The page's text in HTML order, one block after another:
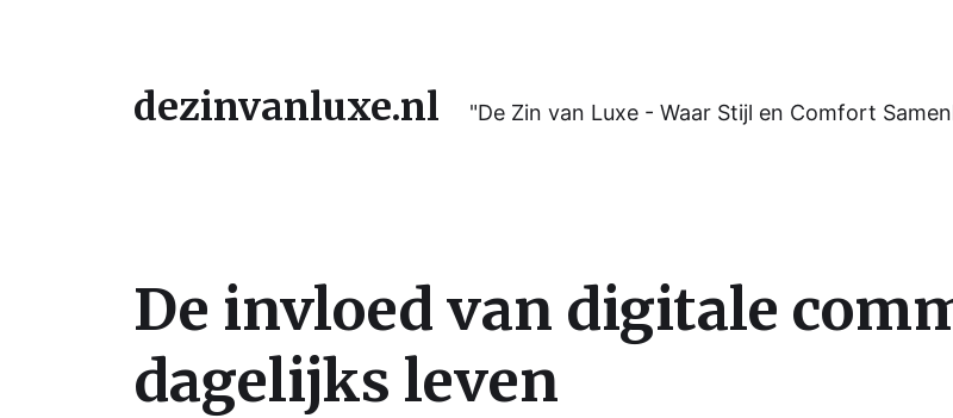
dezinvanluxe.nl "De Zin van Luxe - Waar Stijl en Comfort
De invloed van digitale
dagelijks leven